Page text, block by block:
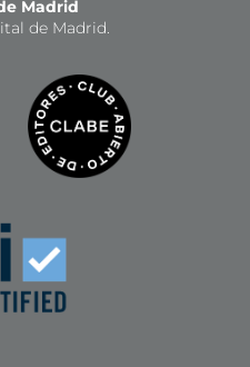
Madrid
de Madrid.